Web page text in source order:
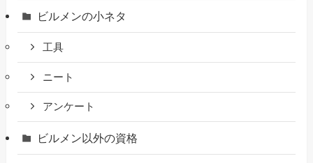
ビルメンの小ネタ
工具
ニート
アンケート
ビルメン以外の資格